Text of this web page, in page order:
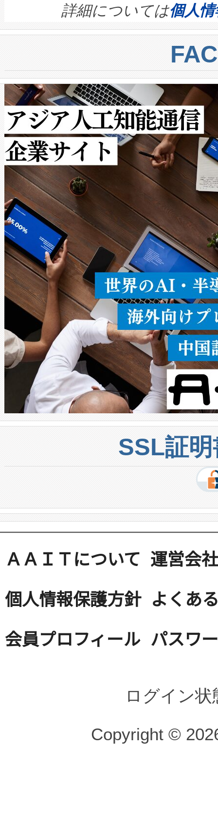
quality and reliability for AI
BESS stack to ensure battery
centers. Voltaiqは、ai&のAI
からシステム統合、試運転、
クルの各段階のデータを監視
[…]
す。ノーマルモードでは、
ートル先まで検出でき、これ
トに対して約600メートルに
では、反射率10％のターゲッ
で向上し、最大検知距離は
ットだけで最大1キロメート
ルの変電所周囲を監視でき、
作業と点群処理を簡素化でき
Avia 2は、2種類のFOVオプシ
× 80°のノーマルモード、長
ードを切り替えて使用するこ
ることなく、単一のデバイス
うにします。遠距離まで届く
密度なスキャ […]
詳細については個人
SSL証
ＡＡＩＴについて 運営会社
個人情報保護方針 よくあ
会員プロフィール パスワ
ログイン
Copyright ©